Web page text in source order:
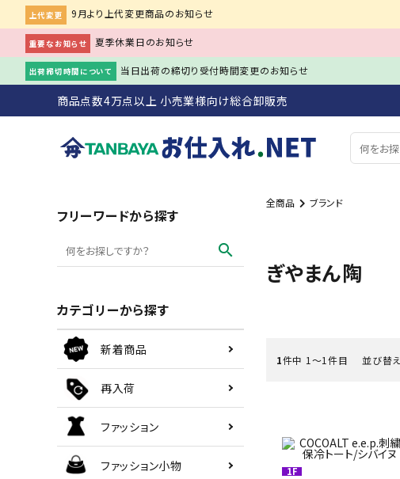
上代変更 9月より上代変更商品のお知らせ
重要なお知らせ 夏季休業日のお知らせ
出荷締切時間について 当日出荷の締切り受付時間変更のお知らせ
商品点数4万点以上 小売業様向け総合卸販売
ACCOUNT MENU
ログイン 会員登録
初めての方へ
ご利用ガイド
海外顧客 會員申請?法
プライバシーポリシー
全商品 ブランド
ぎやまん陶
1件中 1〜1件目 並び替え
1F
フリーワードから探す
search
カテゴリーから探す
新着商品
再入荷
ファッション
ファッション小物